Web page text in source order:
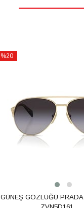
%20
GÜNEŞ GÖZLÜĞÜ